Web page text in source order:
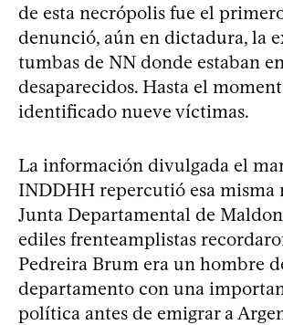
de esta necrópolis fue el
denunció, aún en dictadura, la
tumbas de NN donde estaban
desaparecidos. Hasta el
identificado nueve víctimas.
La información divulgada el
INDDHH repercutió esa misma
Junta Departamental de
ediles frenteamplistas
Pedreira Brum era un hombre
departamento con una
política antes de emigrar a